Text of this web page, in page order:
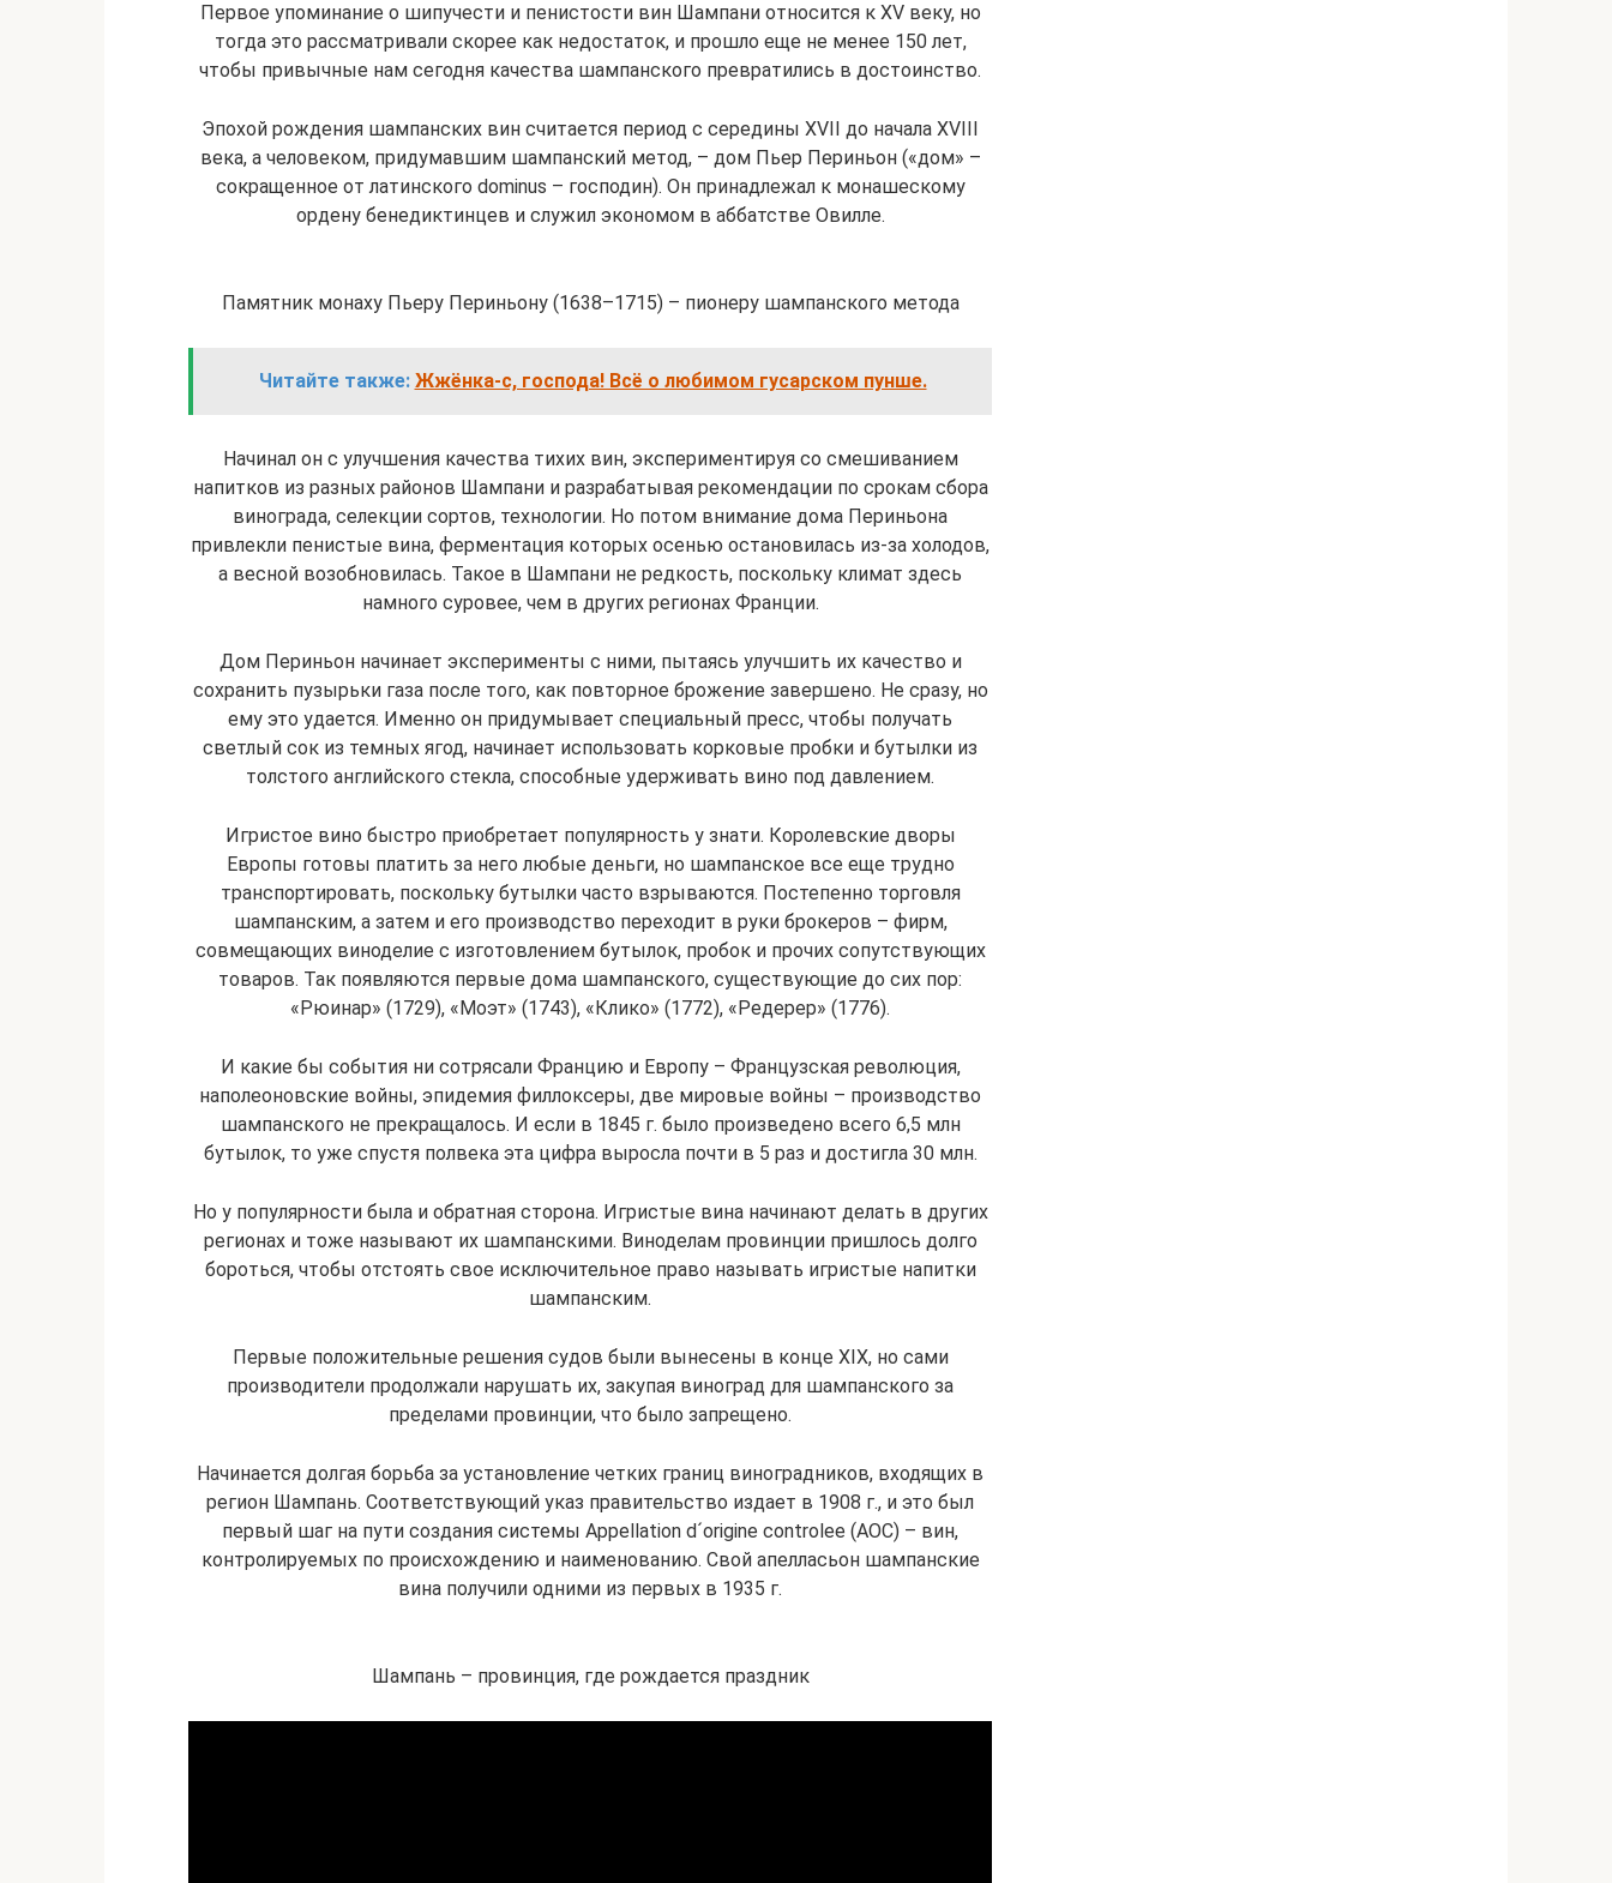
Первое упоминание о шипучести и пенистости вин Шампани относится к XV веку, но
тогда это рассматривали скорее как недостаток, и прошло еще не менее 150 лет,
чтобы привычные нам сегодня качества шампанского превратились в достоинство.
Эпохой рождения шампанских вин считается период с середины XVII до начала XVIII
века, а человеком, придумавшим шампанский метод, – дом Пьер Периньон («дом» –
сокращенное от латинского dominus – господин). Он принадлежал к монашескому
ордену бенедиктинцев и служил экономом в аббатстве Овилле.
Памятник монаху Пьеру Периньону (1638–1715) – пионеру шампанского метода
Читайте также: Жжёнка-с, господа! Всё о любимом гусарском пунше.
Начинал он с улучшения качества тихих вин, экспериментируя со смешиванием
напитков из разных районов Шампани и разрабатывая рекомендации по срокам сбора
винограда, селекции сортов, технологии. Но потом внимание дома Периньона
привлекли пенистые вина, ферментация которых осенью остановилась из-за холодов,
а весной возобновилась. Такое в Шампани не редкость, поскольку климат здесь
намного суровее, чем в других регионах Франции.
Дом Периньон начинает эксперименты с ними, пытаясь улучшить их качество и
сохранить пузырьки газа после того, как повторное брожение завершено. Не сразу, но
ему это удается. Именно он придумывает специальный пресс, чтобы получать
светлый сок из темных ягод, начинает использовать корковые пробки и бутылки из
толстого английского стекла, способные удерживать вино под давлением.
Игристое вино быстро приобретает популярность у знати. Королевские дворы
Европы готовы платить за него любые деньги, но шампанское все еще трудно
транспортировать, поскольку бутылки часто взрываются. Постепенно торговля
шампанским, а затем и его производство переходит в руки брокеров – фирм,
совмещающих виноделие с изготовлением бутылок, пробок и прочих сопутствующих
товаров. Так появляются первые дома шампанского, существующие до сих пор:
«Рюинар» (1729), «Моэт» (1743), «Клико» (1772), «Редерер» (1776).
И какие бы события ни сотрясали Францию и Европу – Французская революция,
наполеоновские войны, эпидемия филлоксеры, две мировые войны – производство
шампанского не прекращалось. И если в 1845 г. было произведено всего 6,5 млн
бутылок, то уже спустя полвека эта цифра выросла почти в 5 раз и достигла 30 млн.
Но у популярности была и обратная сторона. Игристые вина начинают делать в других
регионах и тоже называют их шампанскими. Виноделам провинции пришлось долго
бороться, чтобы отстоять свое исключительное право называть игристые напитки
шампанским.
Первые положительные решения судов были вынесены в конце XIX, но сами
производители продолжали нарушать их, закупая виноград для шампанского за
пределами провинции, что было запрещено.
Начинается долгая борьба за установление четких границ виноградников, входящих в
регион Шампань. Соответствующий указ правительство издает в 1908 г., и это был
первый шаг на пути создания системы Appellation d´origine controlee (АОС) – вин,
контролируемых по происхождению и наименованию. Свой апелласьон шампанские
вина получили одними из первых в 1935 г.
Шампань – провинция, где рождается праздник